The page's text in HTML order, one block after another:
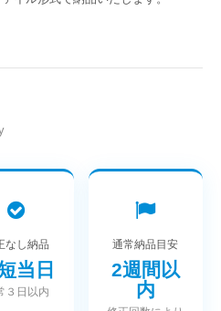
なし納品
当日
３日以内
通常納品目安
2週間以
内